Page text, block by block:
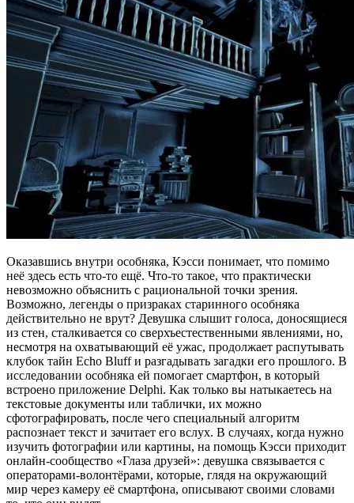
Оказавшись внутри особняка, Кэсси понимает, что помимо
неё здесь есть что-то ещё. Что-то такое, что практически
невозможно объяснить с рациональной точки зрения.
Возможно, легенды о призраках старинного особняка
действительно не врут? Девушка слышит голоса, доносящиеся
из стен, сталкивается со сверхъестественными явлениями, но,
несмотря на охватывающий её ужас, продолжает распутывать
клубок тайн Echo Bluff и разгадывать загадки его прошлого. В
исследовании особняка ей помогает смартфон, в который
встроено приложение Delphi. Как только вы натыкаетесь на
текстовые документы или таблички, их можно
сфотографировать, после чего специальный алгоритм
распознает текст и зачитает его вслух. В случаях, когда нужно
изучить фотографии или картины, на помощь Кэсси приходит
онлайн-сообщество «Глаза друзей»: девушка связывается с
операторами-волонтёрами, которые, глядя на окружающий
мир через камеру её смартфона, описывают своими словами